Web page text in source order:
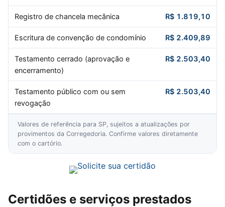
Registro de chancela mecânica R$ 1.819,10
Escritura de convenção de condomínio R$ 2.409,89
Testamento cerrado (aprovação e
encerramento)
R$ 2.503,40
Testamento público com ou sem
revogação
R$ 2.503,40
Valores de referência para SP, sujeitos a atualizações por
provimentos da Corregedoria. Confirme valores diretamente
com o cartório.
Certidões e serviços prestados